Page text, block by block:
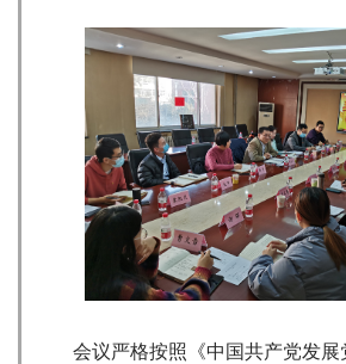
会议严格按照《中国共产党发展